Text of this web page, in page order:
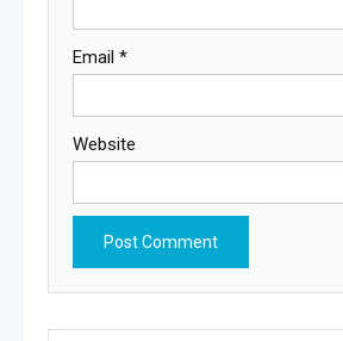
Email *
Website